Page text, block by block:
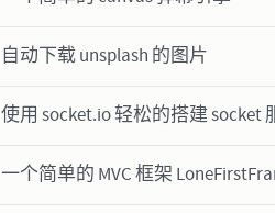
自动下载 unsplash 的图片
使用 socket.io 轻松的搭建 socket
一个简单的 MVC 框架